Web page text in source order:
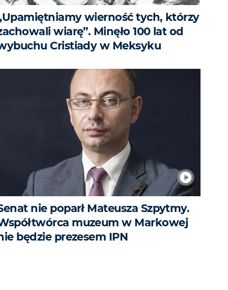
wierność tych, którzy
wiarę”. Minęło 100 lat od
Cristiady w Meksyku
nie poparł Mateusza Szpytmy.
muzeum w Markowej
będzie prezesem IPN